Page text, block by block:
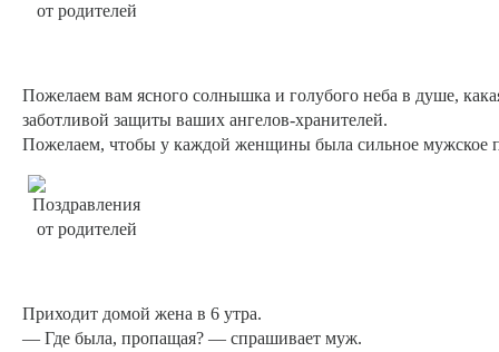
Пожелаем вам ясного солнышка и голубого неба в душе,
заботливой защиты ваших ангелов-хранителей.
Пожелаем, чтобы у каждой женщины была сильное мужское
Приходит домой жена в 6 утра.
— Где была, пропащая? — спрашивает муж.